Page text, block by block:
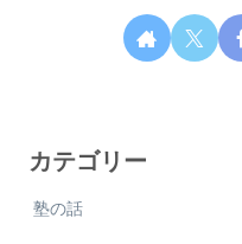
カテゴリー
塾の話